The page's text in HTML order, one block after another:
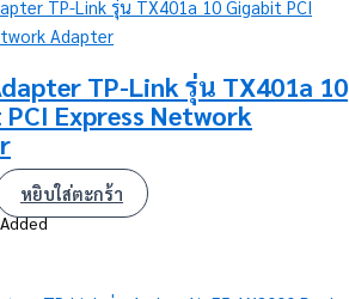
TP-Link รุ่น TX401a 10
Express Network
หยิบใส่ตะกร้า
Added